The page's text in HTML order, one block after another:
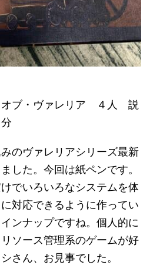
オブ・ヴァレリア ４人 説
のヴァレリアシリーズ最新
した。今回は紙ペンです。
でいろいろなシステムを体
対応できるように作ってい
ンナップですね。個人的に
ソース管理系のゲームが好
さん、お見事でした。